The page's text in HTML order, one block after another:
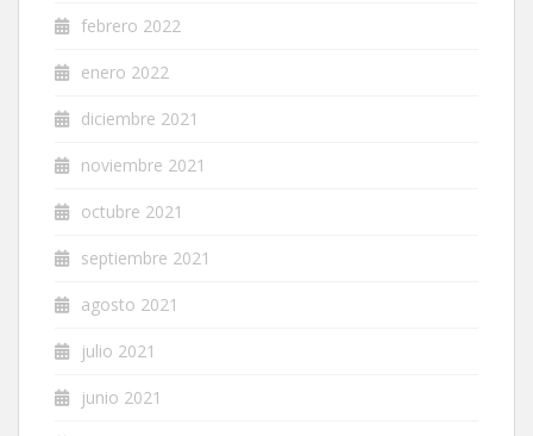
febrero 2022
enero 2022
diciembre 2021
noviembre 2021
octubre 2021
septiembre 2021
agosto 2021
julio 2021
junio 2021